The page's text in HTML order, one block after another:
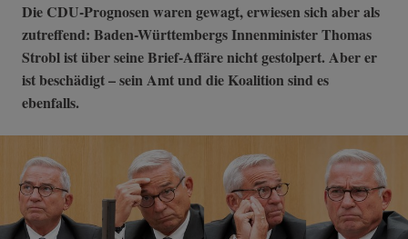
Die CDU-Prognosen waren gewagt, erwiesen sich aber als
zutreffend: Baden-Württembergs Innenminister Thomas
Strobl ist über seine Brief-Affäre nicht gestolpert. Aber er
ist beschädigt – sein Amt und die Koalition sind es
ebenfalls.